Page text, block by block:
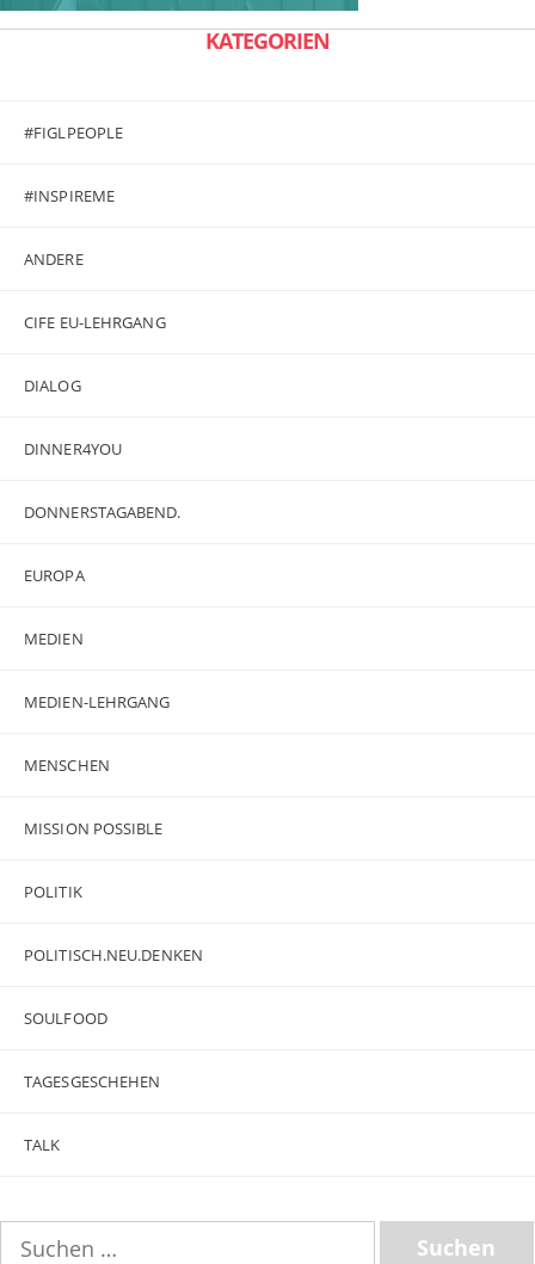
KATEGORIEN
#FIGLPEOPLE
#INSPIREME
ANDERE
CIFE EU-LEHRGANG
DIALOG
DINNER4YOU
DONNERSTAGABEND.
EUROPA
MEDIEN
MEDIEN-LEHRGANG
MENSCHEN
MISSION POSSIBLE
POLITIK
POLITISCH.NEU.DENKEN
SOULFOOD
TAGESGESCHEHEN
TALK
nach: